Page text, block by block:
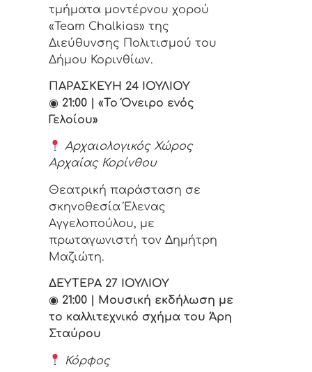
τμήματα μοντέρνου χορού
«Team Chalkias» της
Διεύθυνσης Πολιτισμού του
Δήμου Κορινθίων.
ΠΑΡΑΣΚΕΥΗ 24 ΙΟΥΛΙΟΥ
◉ 21:00 | «Το Όνειρο ενός
Γελοίου»
Αρχαιολογικός Χώρος
Αρχαίας Κορίνθου
Θεατρική παράσταση σε
σκηνοθεσία Έλενας
Αγγελοπούλου, με
πρωταγωνιστή τον Δημήτρη
Μαζιώτη.
ΔΕΥΤΕΡΑ 27 ΙΟΥΛΙΟΥ
◉ 21:00 | Μουσική εκδήλωση με
το καλλιτεχνικό σχήμα του Άρη
Σταύρου
Κόρφος